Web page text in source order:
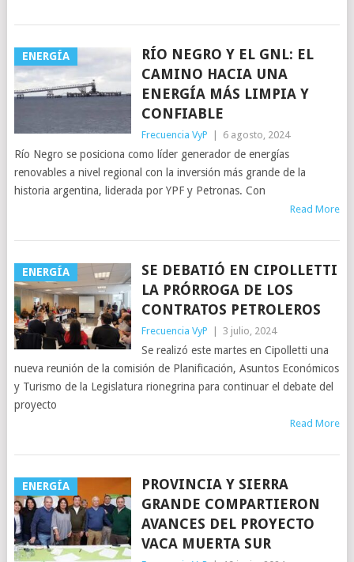
ENERGÍA
RÍO NEGRO Y EL GNL: EL
CAMINO HACIA UNA
ENERGÍA MÁS LIMPIA Y
CONFIABLE
Frecuencia VyP 6 agosto, 2024
Río Negro se posiciona como líder generador de energías
renovables a nivel regional con la inversión más grande de la
historia argentina, liderada por YPF y Petronas. Con
Read More
ENERGÍA
SE DEBATIÓ EN CIPOLLETTI
LA PRÓRROGA DE LOS
CONTRATOS PETROLEROS
Frecuencia VyP 3 julio, 2024
Se realizó este martes en Cipolletti una
nueva reunión de la comisión de Planificación, Asuntos Económicos
y Turismo de la Legislatura rionegrina para continuar el debate del
proyecto
Read More
ENERGÍA
PROVINCIA Y SIERRA
GRANDE COMPARTIERON
AVANCES DEL PROYECTO
VACA MUERTA SUR